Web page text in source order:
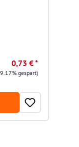
0,73 € *
gespart)